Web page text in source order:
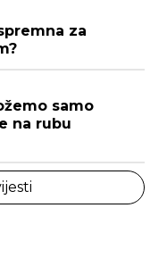
za
samo
na rubu